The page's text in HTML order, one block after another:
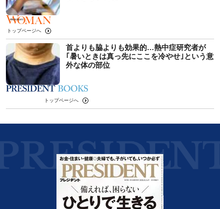
トップページへ
首よりも脇よりも効果的…熱中症研究者が
｢暑いときは真っ先にここを冷やせ｣という意
外な体の部位
トップページへ